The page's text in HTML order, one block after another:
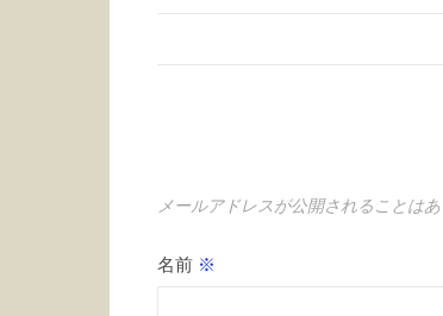
メールアドレスが公開されることはあ
名前 ※